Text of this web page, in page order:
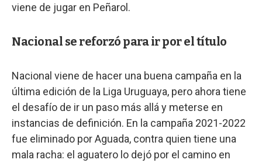
viene de jugar en Peñarol.
Nacional se reforzó para ir por el título
Nacional viene de hacer una buena campaña en la
última edición de la Liga Uruguaya, pero ahora tiene
el desafío de ir un paso más allá y meterse en
instancias de definición. En la campaña 2021-2022
fue eliminado por Aguada, contra quien tiene una
mala racha: el aguatero lo dejó por el camino en